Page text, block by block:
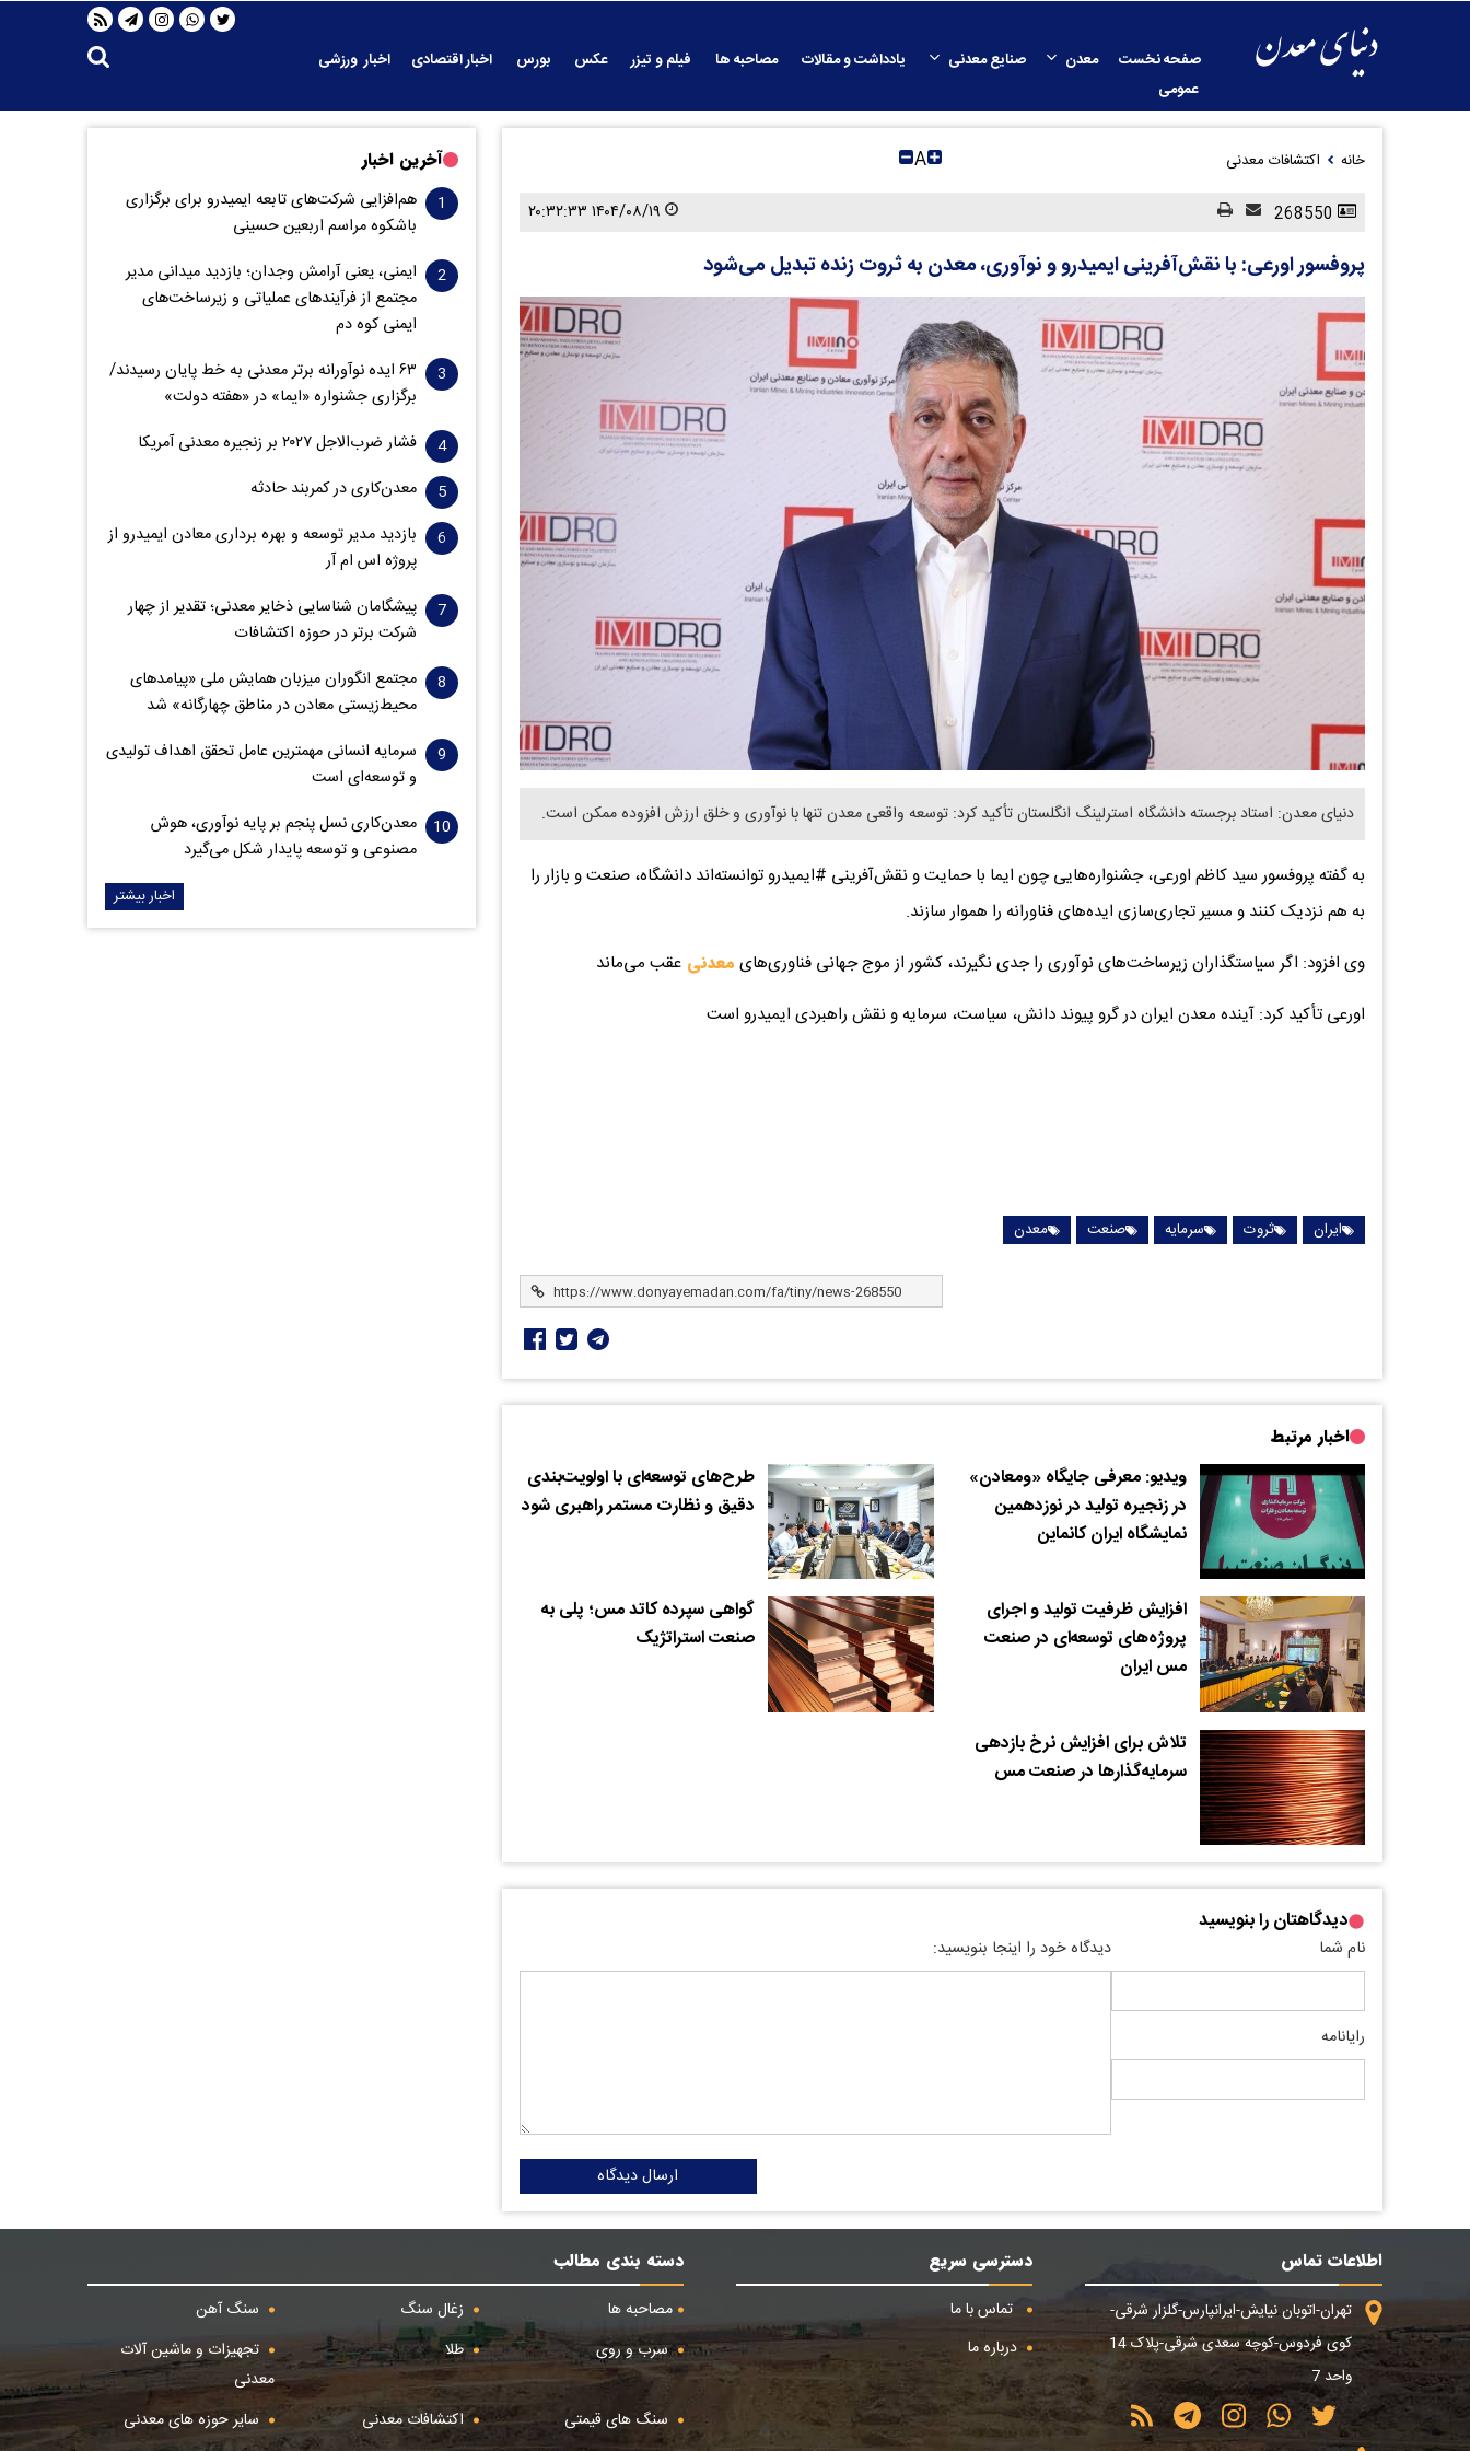
صفحه نخست معدن صنایع معدنی یادداشت و مقالات مصاحبه ها فیلم و تیزر عکس بورس اخبار اقتصادی
اخبار ورزشی
عمومی
خانه اکتشافات معدنی A
۱۴۰۴/۰۸/۱۹ ۲۰:۳۲:۳۳
پروفسور اورعی: با نقش‌آفرینی ایمیدرو و نوآوری، معدن به ثروت زنده تبدیل می‌شود
دنیای معدن: استاد برجسته دانشگاه استرلینگ انگلستان تأکید کرد: توسعه واقعی معدن تنها با نوآوری و خلق ارزش افزوده ممکن است.
به گفته پروفسور سید کاظم اورعی، جشنواره‌هایی چون ایما با حمایت و نقش‌آفرینی #ایمیدرو توانسته‌اند دانشگاه، صنعت و بازار را
به هم نزدیک کنند و مسیر تجاری‌سازی ایده‌های فناورانه را هموار سازند.
وی افزود: اگر سیاستگذاران زیرساخت‌های نوآوری را جدی نگیرند، کشور از موج جهانی فناوری‌های معدنی عقب می‌ماند
اورعی تأکید کرد: آینده معدن ایران در گرو پیوند دانش، سیاست، سرمایه و نقش راهبردی ایمیدرو است
ایران ثروت سرمایه صنعت معدن
اخبار مرتبط
ویدیو: معرفی جایگاه «ومعادن»
در زنجیره تولید در نوزدهمین
نمایشگاه ایران کانماین
طرح‌های توسعه‌ای با اولویت‌بندی
دقیق و نظارت مستمر راهبری شود
افزایش ظرفیت تولید و اجرای
پروژه‌های توسعه‌ای در صنعت
مس ایران
گواهی سپرده کاتد مس؛ پلی به
صنعت استراتژیک
تلاش برای افزایش نرخ بازدهی
سرمایه‌گذارها در صنعت مس
دیدگاهتان را بنویسید
نام شما
رایانامه
دیدگاه خود را اینجا بنویسید:
ارسال دیدگاه
آخرین اخبار
هم‌افزایی شرکت‌های تابعه ایمیدرو برای برگزاری
باشکوه مراسم اربعین حسینی
ایمنی، یعنی آرامش وجدان؛ بازدید میدانی مدیر
مجتمع از فرآیندهای عملیاتی و زیرساخت‌های
ایمنی کوه دم
۶۳ ایده نوآورانه برتر معدنی به خط پایان رسیدند/
برگزاری جشنواره «ایما» در «هفته دولت»
فشار ضرب‌الاجل ۲۰۲۷ بر زنجیره معدنی آمریکا
معدن‌کاری در کمربند حادثه
بازدید مدیر توسعه و بهره برداری معادن ایمیدرو از
پروژه اس ام آر
پیشگامان شناسایی ذخایر معدنی؛ تقدیر از چهار
شرکت برتر در حوزه اکتشافات‌
مجتمع انگوران میزبان همایش ملی «پیامدهای
محیط‌زیستی معادن در مناطق چهارگانه» شد
سرمایه انسانی مهمترین عامل تحقق اهداف تولیدی
و توسعه‌ای است
معدن‌کاری نسل پنجم بر پایه نوآوری، هوش
مصنوعی و توسعه پایدار شکل می‌گیرد
اخبار بیشتر
اطلاعات تماس
تهران-اتوبان نیایش-ایرانپارس-گلزار شرقی-
کوی فردوس-کوچه سعدی شرقی-پلاک 14
واحد 7
دسترسی سریع
تماس با ما
درباره ما
دسته بندی مطالب
مصاحبه ها
زغال سنگ
سنگ آهن
سرب و روی
طلا
تجهیزات و ماشین آلات
معدنی
سنگ های قیمتی
اکتشافات معدنی
سایر حوزه های معدنی